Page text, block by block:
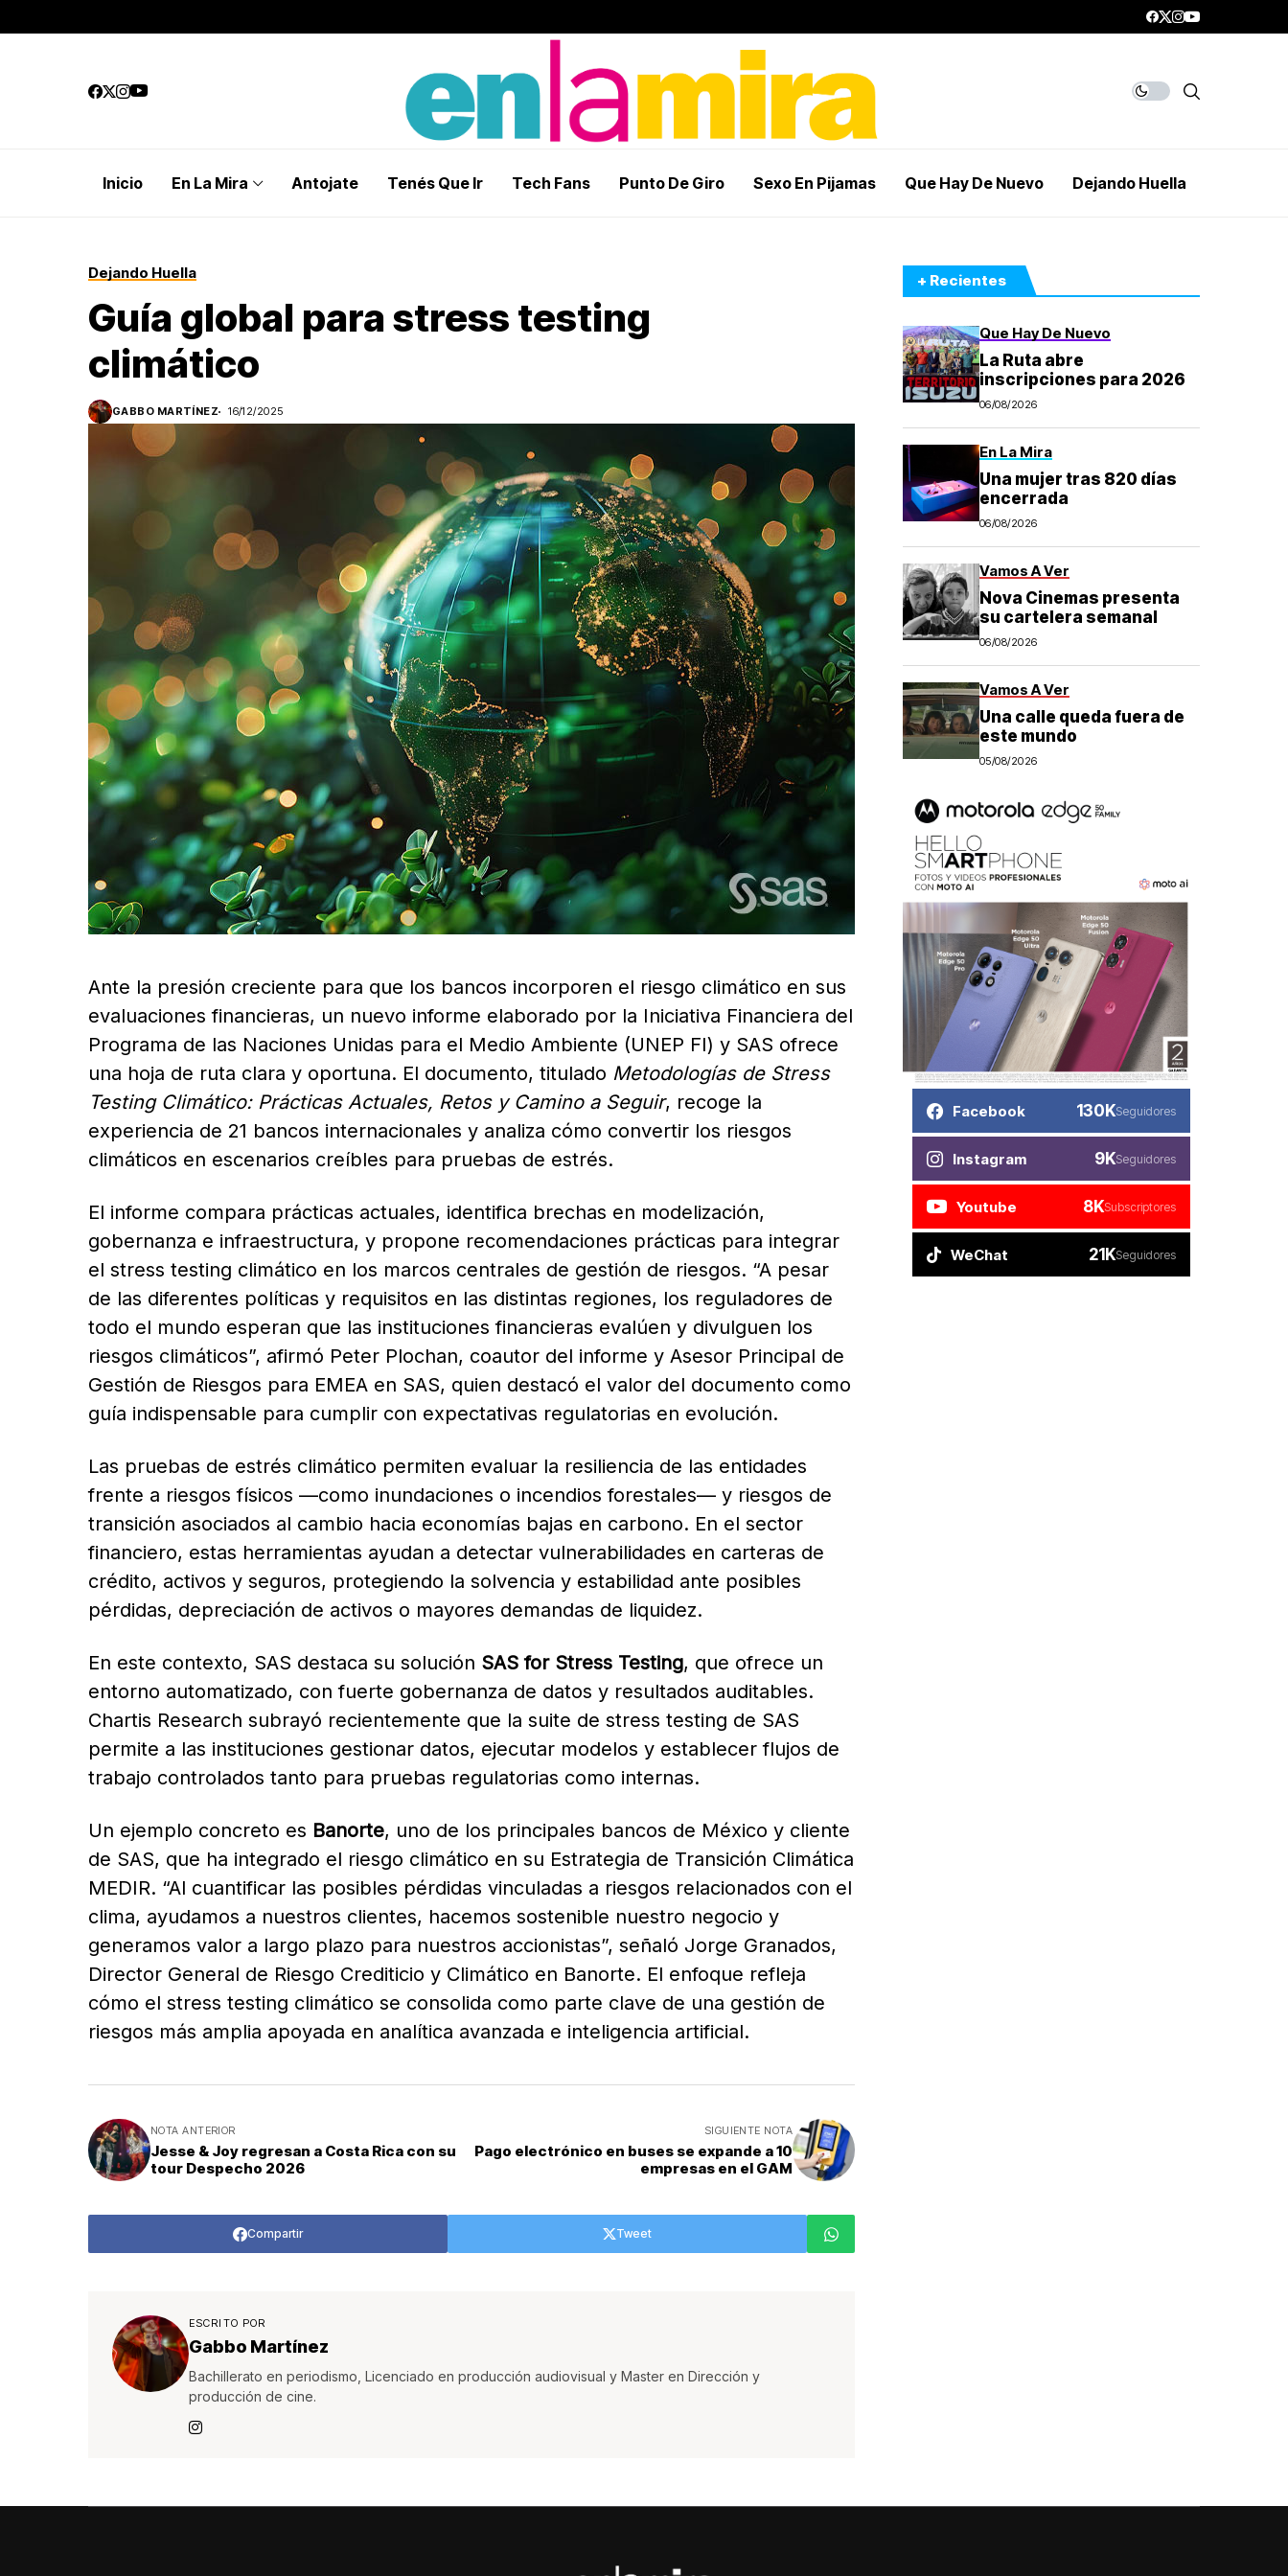
Inicio En La Mira Antojate Tenés Que Ir Tech Fans Punto De Giro Sexo En Pijamas Que Hay De Nuevo Dejando Huella
Dejando Huella
Guía global para stress testing
climático
GABBO MARTÍNEZ 16/12/2025
Ante la presión creciente para que los bancos incorporen el riesgo climático en sus
evaluaciones financieras, un nuevo informe elaborado por la Iniciativa Financiera del
Programa de las Naciones Unidas para el Medio Ambiente (UNEP FI) y SAS ofrece
una hoja de ruta clara y oportuna. El documento, titulado Metodologías de Stress
Testing Climático: Prácticas Actuales, Retos y Camino a Seguir, recoge la
experiencia de 21 bancos internacionales y analiza cómo convertir los riesgos
climáticos en escenarios creíbles para pruebas de estrés.
El informe compara prácticas actuales, identifica brechas en modelización,
gobernanza e infraestructura, y propone recomendaciones prácticas para integrar
el stress testing climático en los marcos centrales de gestión de riesgos. “A pesar
de las diferentes políticas y requisitos en las distintas regiones, los reguladores de
todo el mundo esperan que las instituciones financieras evalúen y divulguen los
riesgos climáticos”, afirmó Peter Plochan, coautor del informe y Asesor Principal de
Gestión de Riesgos para EMEA en SAS, quien destacó el valor del documento como
guía indispensable para cumplir con expectativas regulatorias en evolución.
Las pruebas de estrés climático permiten evaluar la resiliencia de las entidades
frente a riesgos físicos —como inundaciones o incendios forestales— y riesgos de
transición asociados al cambio hacia economías bajas en carbono. En el sector
financiero, estas herramientas ayudan a detectar vulnerabilidades en carteras de
crédito, activos y seguros, protegiendo la solvencia y estabilidad ante posibles
pérdidas, depreciación de activos o mayores demandas de liquidez.
En este contexto, SAS destaca su solución SAS for Stress Testing, que ofrece un
entorno automatizado, con fuerte gobernanza de datos y resultados auditables.
Chartis Research subrayó recientemente que la suite de stress testing de SAS
permite a las instituciones gestionar datos, ejecutar modelos y establecer flujos de
trabajo controlados tanto para pruebas regulatorias como internas.
Un ejemplo concreto es Banorte, uno de los principales bancos de México y cliente
de SAS, que ha integrado el riesgo climático en su Estrategia de Transición Climática
MEDIR. “Al cuantificar las posibles pérdidas vinculadas a riesgos relacionados con el
clima, ayudamos a nuestros clientes, hacemos sostenible nuestro negocio y
generamos valor a largo plazo para nuestros accionistas”, señaló Jorge Granados,
Director General de Riesgo Crediticio y Climático en Banorte. El enfoque refleja
cómo el stress testing climático se consolida como parte clave de una gestión de
riesgos más amplia apoyada en analítica avanzada e inteligencia artificial.
NOTA ANTERIOR
Jesse & Joy regresan a Costa Rica con su
tour Despecho 2026
SIGUIENTE NOTA
Pago electrónico en buses se expande a 10
empresas en el GAM
Compartir Tweet
ESCRITO POR
Gabbo Martínez
Bachillerato en periodismo, Licenciado en producción audiovisual y Master en Dirección y
producción de cine.
+ Recientes
Que Hay De Nuevo
La Ruta abre
inscripciones para 2026
06/08/2026
En La Mira
Una mujer tras 820 días
encerrada
06/08/2026
Vamos A Ver
Nova Cinemas presenta
su cartelera semanal
06/08/2026
Vamos A Ver
Una calle queda fuera de
este mundo
05/08/2026
Facebook 130KSeguidores
Instagram 9KSeguidores
Youtube 8KSubscriptores
WeChat 21KSeguidores